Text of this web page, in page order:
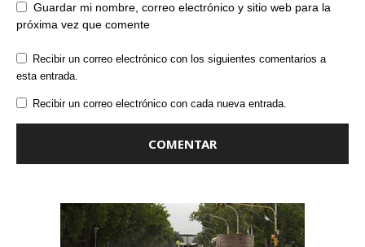
Guardar mi nombre, correo electrónico y sitio web para la
próxima vez que comente
Recibir un correo electrónico con los siguientes comentarios a
esta entrada.
Recibir un correo electrónico con cada nueva entrada.